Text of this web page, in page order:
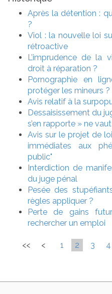
Après la détention :
?
Viol : la nouvelle loi
rétroactive
L’imprudence de la
droit à réparation ?
Pornographie en
protéger les mineurs ?
Avis relatif à la
Dessaisissement du
s’en rapporte » ne
Avis sur le projet de
immédiates aux
public"
Interdiction de
du juge pénal
Pesée des
règles appliquer ?
Perte de gains
rechercher un emploi
<< < 1 2 3 4